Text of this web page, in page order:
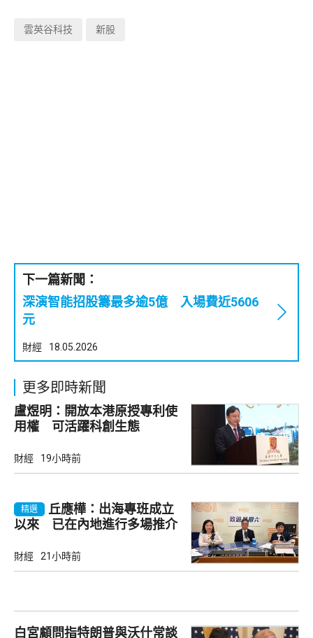
雲英谷科技 新股
下一篇新聞：
深演智能招股籌最多逾5億 入場費近5606
元
財經 18.05.2026
更多即時新聞
盧煜明：開放本港原授專利使
用權 可活躍科創生態
財經 19小時前
精選
丘應樺：出海專班成立
以來 已在內地進行多場推介
財經 21小時前
白宮顧問指特朗普與沃什常談